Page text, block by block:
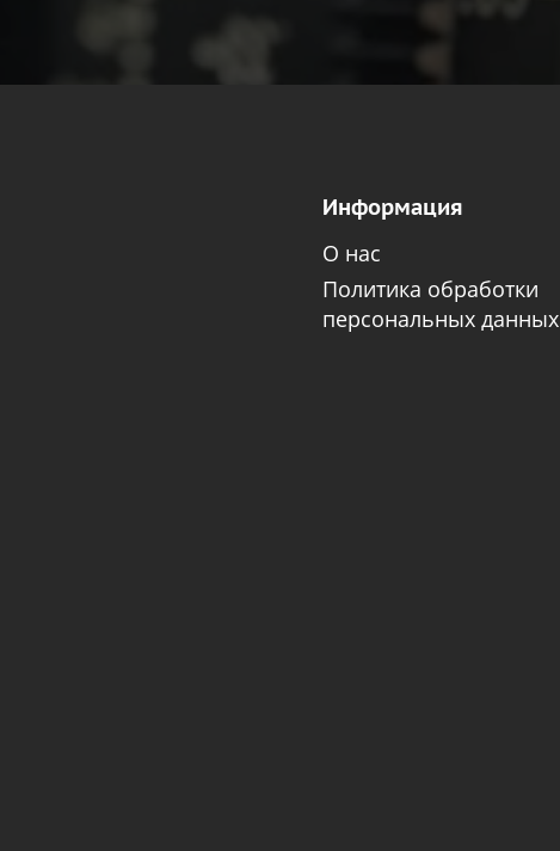
Информация
О нас
Политика обработки
персональных данных